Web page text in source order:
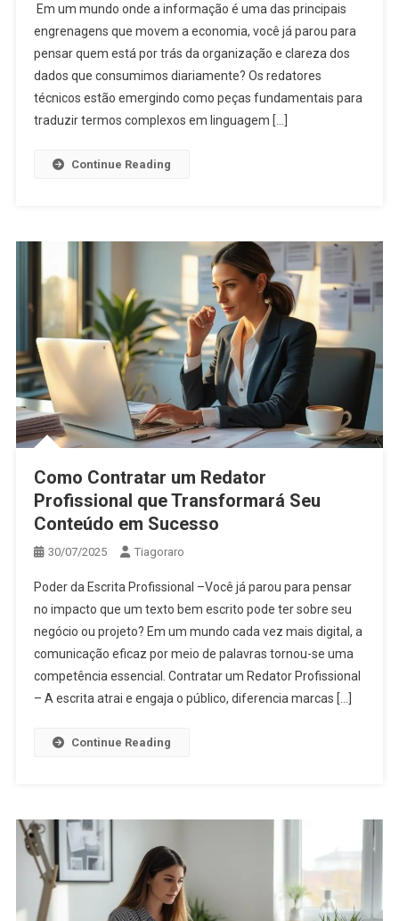
Em um mundo onde a informação é uma das principais
engrenagens que movem a economia, você já parou para
pensar quem está por trás da organização e clareza dos
dados que consumimos diariamente? Os redatores
técnicos estão emergindo como peças fundamentais para
traduzir termos complexos em linguagem […]
Continue Reading
Como Contratar um Redator
Profissional que Transformará Seu
Conteúdo em Sucesso
30/07/2025 Tiagoraro
Poder da Escrita Profissional –Você já parou para pensar
no impacto que um texto bem escrito pode ter sobre seu
negócio ou projeto? Em um mundo cada vez mais digital, a
comunicação eficaz por meio de palavras tornou-se uma
competência essencial. Contratar um Redator Profissional
– A escrita atrai e engaja o público, diferencia marcas […]
Continue Reading